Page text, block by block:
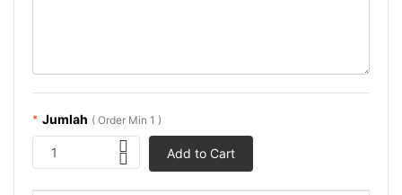
* Jumlah ( Order Min 1 )
1 Add to Cart